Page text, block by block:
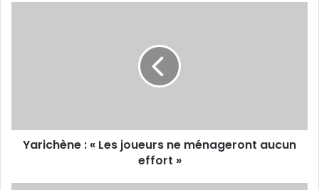
Yarichène : « Les joueurs ne ménageront aucun
effort »